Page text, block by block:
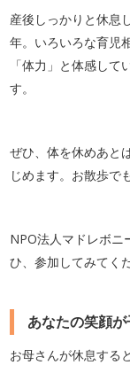
産後しっかりと休息
年。いろいろな育児
「体力」と体感し
す。
ぜひ、体を休めあと
じめます。お散歩で
NPO法人マドレボニ
ひ、参加してみてく
あなたの笑顔
お母さんが休息する